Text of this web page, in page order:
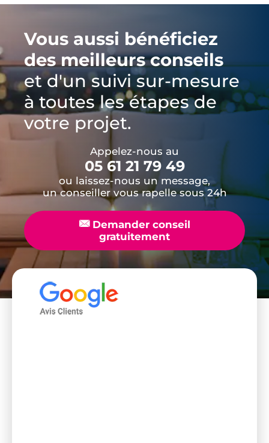
Vous aussi bénéficiez
des meilleurs conseils
et d'un suivi sur-mesure
à toutes les étapes de
votre projet.
Appelez-nous au
05 61 21 79 49
ou laissez-nous un message,
un conseiller vous rapelle sous 24h
📧Demander conseil
gratuitement